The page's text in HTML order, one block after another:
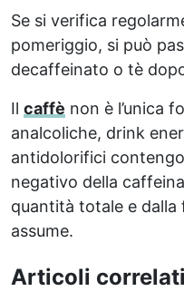
Se si verifica
pomeriggio, si può
decaffeinato o tè
Il caffè non è l’unica
analcoliche, drink
antidolorifici
negativo della
quantità totale e dalla
assume.
Articoli correlati